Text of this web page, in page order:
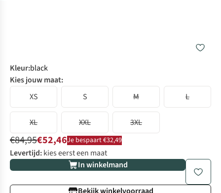
Kleur:black
Kies jouw maat:
XS
S M L
XL XXL 3XL
€84,95€52,46Je bespaart €32,49
Levertijd:kies eerst een maat
In winkelmand